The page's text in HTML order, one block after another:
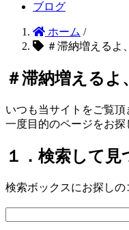
ブログ
ホーム /
＃滞納増えるよ
＃滞納増える
いつも当サイトをご覧
一度目的のページをお探
１．検索して見
検索ボックスにお探し